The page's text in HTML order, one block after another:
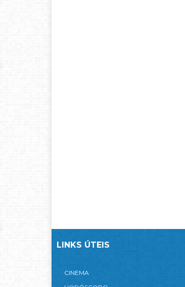
LINKS ÚTEIS
CINEMA